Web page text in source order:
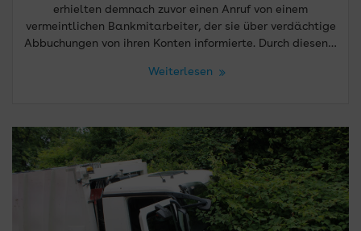
erhielten demnach zuvor einen Anruf von einem
vermeintlichen Bankmitarbeiter, der sie über verdächtige
Abbuchungen von ihren Konten informierte. Durch diesen…
Weiterlesen